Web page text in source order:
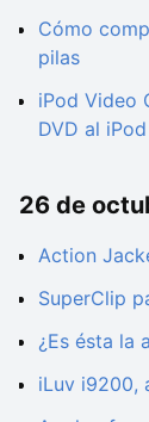
Cómo
pilas
iPod Video
DVD al iPod
26 de
Action
SuperClip
¿Es ésta la
iLuv i9200,